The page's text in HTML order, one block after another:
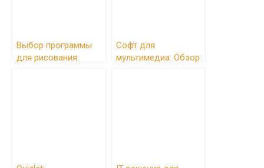
Выбор программы
для рисования:
Софт для
мультимедиа: Обзор